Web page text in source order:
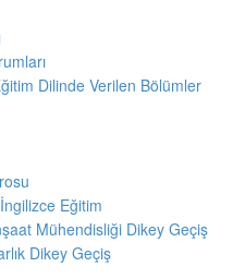
Dilinde Verilen Bölümler
Eğitim
Mühendisliği Dikey Geçiş
Dikey Geçiş